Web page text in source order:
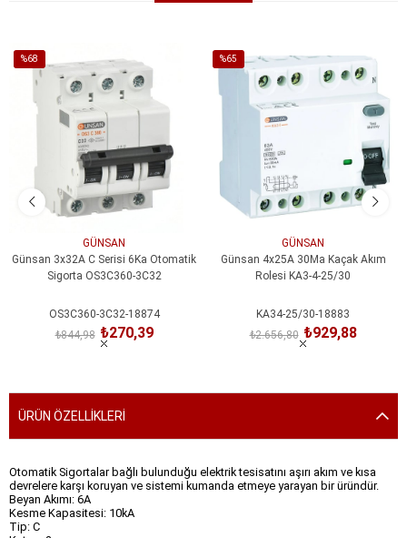
%68
İndirim
%68İndirim
GÜNSAN
Günsan 3x32A C Serisi 6Ka Otomatik
Sigorta OS3C360-3C32
OS3C360-3C32-18874
₺270,39
₺844,98
%65
%65İndirim
GÜNSAN
Günsan 4x25A 30Ma Kaçak Akım
Rolesi KA3-4-25/30
KA34-25/30-18883
₺929,88
₺2.656,80
ÜRÜN ÖZELLIKLERI
Otomatik Sigortalar bağlı bulunduğu elektrik tesisatını aşırı akım ve kısa
devrelere karşı koruyan ve sistemi kumanda etmeye yarayan bir üründür.
Beyan Akımı: 6A
Kesme Kapasitesi: 10kA
Tip: C